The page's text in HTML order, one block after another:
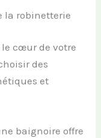
la robinetterie
cœur de votre
des
et
baignoire offre